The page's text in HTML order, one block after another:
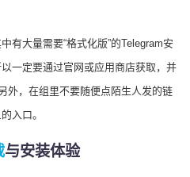
有大量需要“格式化版”的Telegram安
一定要通过官网或应用商店获取，并
外，在组里不要随便点陌生人发的链
入口。
与安装体验